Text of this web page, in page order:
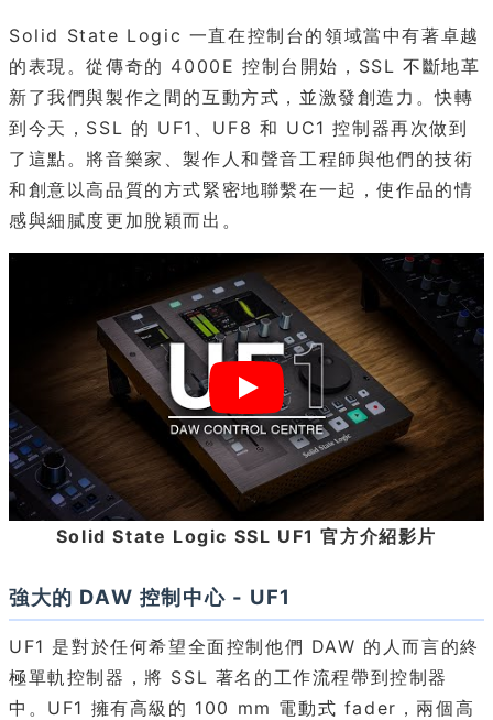
Solid State Logic 一直在控制台的領域當中有著卓越
的表現。從傳奇的 4000E 控制台開始，SSL 不斷地革
新了我們與製作之間的互動方式，並激發創造力。快轉
到今天，SSL 的 UF1、UF8 和 UC1 控制器再次做到
了這點。將音樂家、製作人和聲音工程師與他們的技術
和創意以高品質的方式緊密地聯繫在一起，使作品的情
感與細膩度更加脫穎而出。
Solid State Logic SSL UF1 官方介紹影片
強大的 DAW 控制中心 - UF1
UF1 是對於任何希望全面控制他們 DAW 的人而言的終
極單軌控制器，將 SSL 著名的工作流程帶到控制器
中。UF1 擁有高級的 100 mm 電動式 fader，兩個高